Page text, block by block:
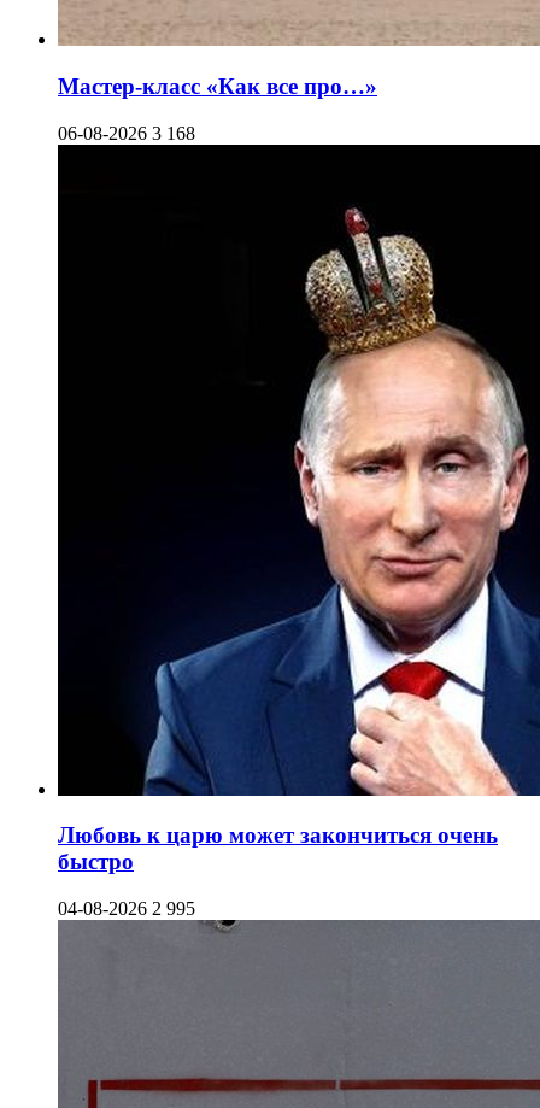
Мастер-класс «Как все про…»
06-08-2026 3 168
Любовь к царю может закончиться очень
быстро
04-08-2026 2 995